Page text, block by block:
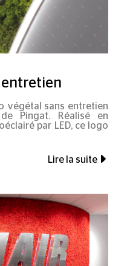
entretien
végétal sans entretien
Pingat. Réalisé en
par LED, ce logo
Lire la suite